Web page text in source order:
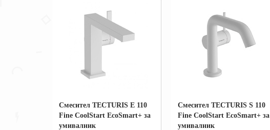
Смесител TECTURIS Е 110
Fine CoolStart EcoSmart+ за
умивалник
Смесител TECTURIS S 110
Fine CoolStart EcoSmart+ за
умивалник